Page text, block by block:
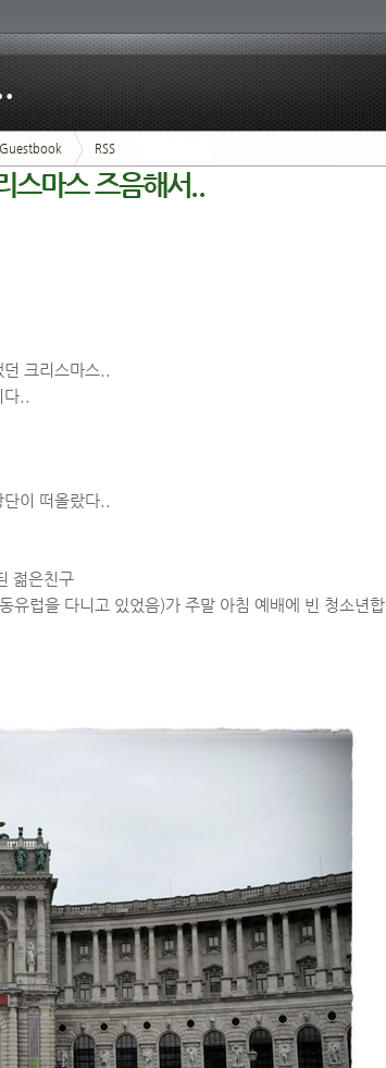
Guestbook RSS
스마스 즈음해서..
크리스마스..
..
이 떠올랐다..
젊은친구
유럽을 다니고 있었음)가 주말 아침 예배에 빈 청소년합